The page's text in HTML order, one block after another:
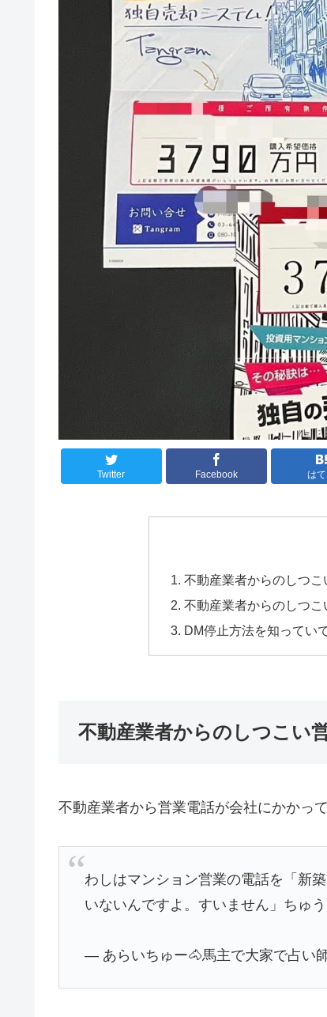
Twitter Facebook は
不動産業者からのしつこ
不動産業者からのしつこ
DM停止方法を知ってい
不動産業者からのしつこい
不動産業者から営業電話が会社にかかっ
わしはマンション営業の電話を「新
いないんですよ。すいません」ちゅ
— あらいちゅー🐴馬主で大家で占い